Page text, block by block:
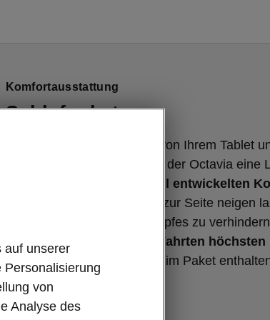
Komfortausstattung
Schlafpaket
Wenn Sie sich eine Pause von Ihrem Tablet
Geräten gönnen wollen, hat der Octavia eine
speziell entwickelten
, die sich zur Seite neigen
ein zur Seite Kippen des Kopfes zu
geniessen Sie
auf langen Fahrten
Zwei Decken sind ebenfalls im Paket
auf unserer
von
Analyse des